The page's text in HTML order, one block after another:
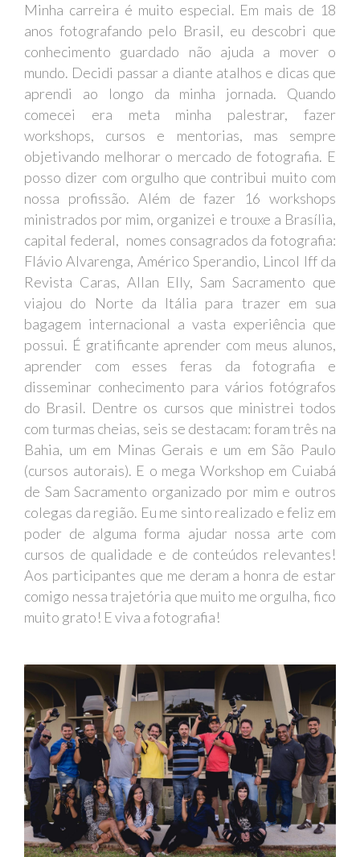
Minha carreira é muito especial. Em mais de 18
anos fotografando pelo Brasil, eu descobri que
conhecimento guardado não ajuda a mover o
mundo. Decidi passar a diante atalhos e dicas que
aprendi ao longo da minha jornada. Quando
comecei era meta minha palestrar, fazer
workshops, cursos e mentorias, mas sempre
objetivando melhorar o mercado de fotografia. E
posso dizer com orgulho que contribui muito com
nossa profissão. Além de fazer 16 workshops
ministrados por mim, organizei e trouxe a Brasília,
capital federal, nomes consagrados da fotografia:
Flávio Alvarenga, Américo Sperandio, Lincol Iff da
Revista Caras, Allan Elly, Sam Sacramento que
viajou do Norte da Itália para trazer em sua
bagagem internacional a vasta experiência que
possui. É gratificante aprender com meus alunos,
aprender com esses feras da fotografia e
disseminar conhecimento para vários fotógrafos
do Brasil. Dentre os cursos que ministrei todos
com turmas cheias, seis se destacam: foram três na
Bahia, um em Minas Gerais e um em São Paulo
(cursos autorais). E o mega Workshop em Cuiabá
de Sam Sacramento organizado por mim e outros
colegas da região. Eu me sinto realizado e feliz em
poder de alguma forma ajudar nossa arte com
cursos de qualidade e de conteúdos relevantes!
Aos participantes que me deram a honra de estar
comigo nessa trajetória que muito me orgulha, fico
muito grato! E viva a fotografia!